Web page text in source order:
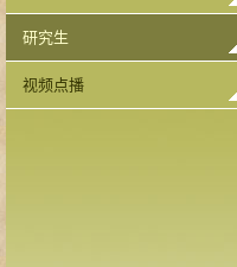
研究生
视频点播